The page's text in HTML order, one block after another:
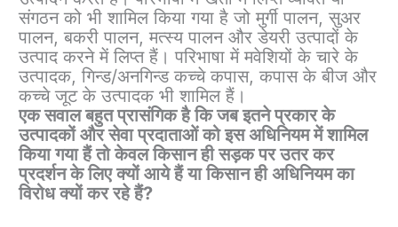
संगठन को भी शामिल किया गया है जो मुर्गी पालन, सुअर
पालन, बकरी पालन, मत्स्य पालन और डेयरी उत्पादों के
उत्पाद करने में लिप्त हैं। परिभाषा में मवेशियों के चारे के
उत्पादक, गिन्ड/अनगिन्ड कच्चे कपास, कपास के बीज और
कच्चे जूट के उत्पादक भी शामिल हैं।
एक सवाल बहुत प्रासंगिक है कि जब इतने प्रकार के
उत्पादकों और सेवा प्रदाताओं को इस अधिनियम में शामिल
किया गया हैं तो केवल किसान ही सड़क पर उतर कर
प्रदर्शन के लिए क्यों आये हैं या किसान ही अधिनियम का
विरोध क्यों कर रहे हैं?